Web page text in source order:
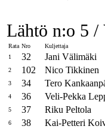
Lähtö n:o 5 /
Rata Nro Kuljettaja
1
32 Jani Välimäki
2 102 Nico Tikkinen
3 34 Tero
4 36 Veli-Pekka
5 37 Riku Peltola
6 38 Kai-Petteri